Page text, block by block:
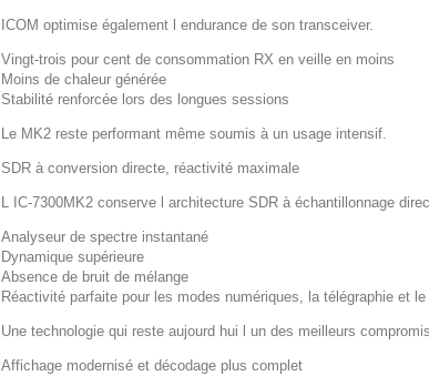
ICOM optimise également l endurance de son transceiver.
Vingt-trois pour cent de consommation RX en veille en moins
Moins de chaleur générée
Stabilité renforcée lors des longues sessions
Le MK2 reste performant même soumis à un usage intensif.
SDR à conversion directe, réactivité maximale
L IC-7300MK2 conserve l architecture SDR à échantillonnage
Analyseur de spectre instantané
Dynamique supérieure
Absence de bruit de mélange
Réactivité parfaite pour les modes numériques, la télégraphie et le
Une technologie qui reste aujourd hui l un des meilleurs
Affichage modernisé et décodage plus complet